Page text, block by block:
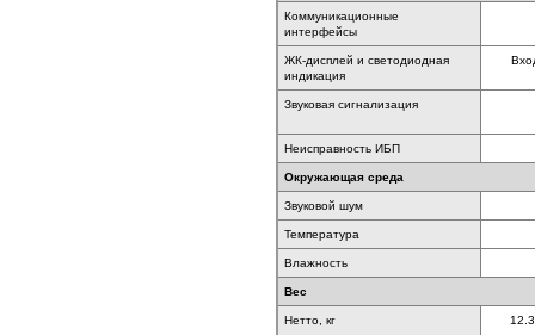
Коммуникационные
интерфейсы
ЖК-дисплей и светодиодная
индикация
Звуковая сигнализация
Неисправность ИБП
Окружающая среда
Звуковой шум
Температура
Влажность
Вес
Нетто, кг